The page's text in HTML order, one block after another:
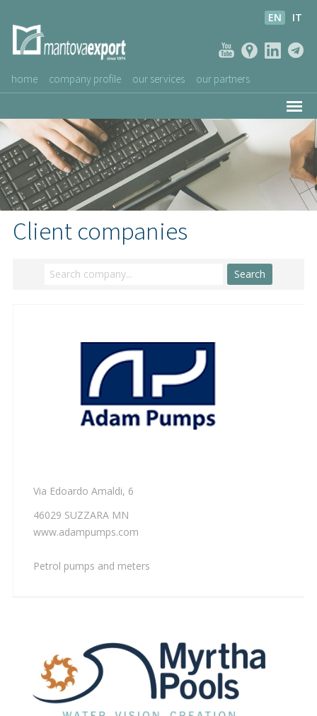
EN IT
home company profile our services our partners
ASSOCIATED COMPANIES
NEWS
VIDEOS
CUSTOMERS SERVICE
Client companies
Via Edoardo Amaldi, 6
46029 SUZZARA MN
www.adampumps.com
Petrol pumps and meters